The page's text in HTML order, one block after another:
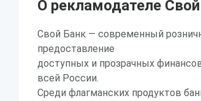
О рекламодателе
Свой Банк — современный
предоставление
доступных и прозрачных
всей России.
Среди флагманских продуктов